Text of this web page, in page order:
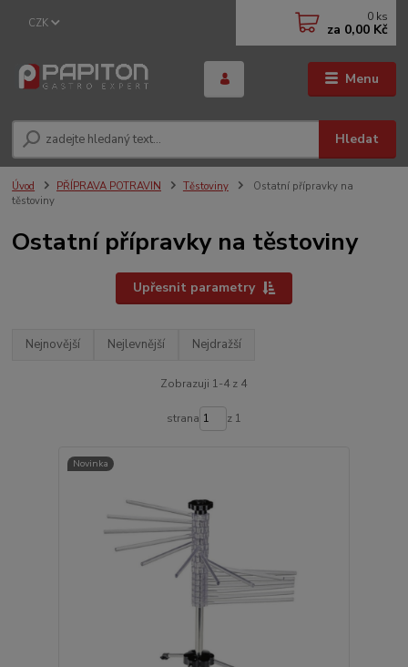
Menu
CZK
Hledat
0 ks
za 0,00 Kč
Úvod PŘÍPRAVA POTRAVIN Těstoviny
Ostatní přípravky na
těstoviny
Ostatní přípravky na těstoviny
Upřesnit parametry
Nejnovější Nejlevnější Nejdražší
Zobrazuji 1-4 z 4
strana z 1
Novinka